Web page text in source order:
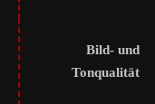
Bild- und
Tonqualität